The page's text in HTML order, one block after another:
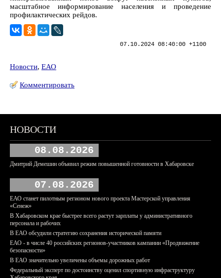
масштабное информирование населения и проведение
профилактических рейдов.
07.10.2024 08:40:00 +1100
Новости, ЕАО
Комментировать
НОВОСТИ
08.08.2026
Дмитрий Демешин объявил режим повышенной готовности в Хабаровске
07.08.2026
ЕАО станет пилотным регионом нового проекта Мастерской управления
«Сенеж»
В Хабаровском крае быстрее всего растут зарплаты у административного
персонала и рабочих
В ЕАО обсудили стратегию сохранения исторической памяти
ЕАО - в числе 40 российских регионов-участников кампании «Продвижение
безопасности»
В ЕАО значительно увеличены объемы дорожных работ
Федеральный эксперт по достоинству оценил спортивную инфраструктуру